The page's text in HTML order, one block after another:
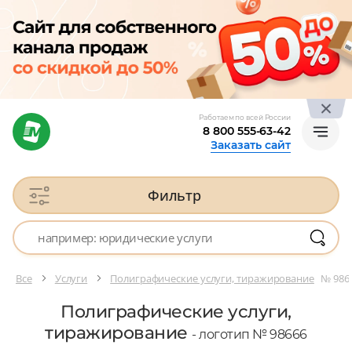
Работаем по всей России
8 800 555-63-42
Заказать сайт
Фильтр
Все Услуги Полиграфические услуги, тиражирование №
Полиграфические услуги,
тиражирование - логотип № 98666